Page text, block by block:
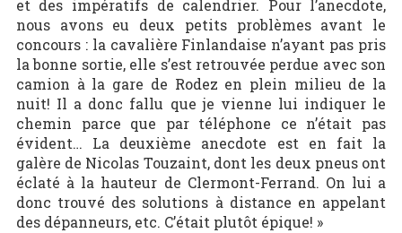
et des impératifs de calendrier. Pour l’anecdote,
nous avons eu deux petits problèmes avant le
concours : la cavalière Finlandaise n’ayant pas pris
la bonne sortie, elle s’est retrouvée perdue avec son
camion à la gare de Rodez en plein milieu de la
nuit! Il a donc fallu que je vienne lui indiquer le
chemin parce que par téléphone ce n’était pas
évident… La deuxième anecdote est en fait la
galère de Nicolas Touzaint, dont les deux pneus ont
éclaté à la hauteur de Clermont-Ferrand. On lui a
donc trouvé des solutions à distance en appelant
des dépanneurs, etc. C’était plutôt épique! »